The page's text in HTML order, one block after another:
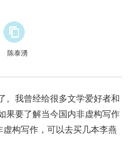
| 陈泰湧
。我曾经给很多文学爱好者和
果要了解当今国内非虚构写作
虚构写作，可以去买几本李燕